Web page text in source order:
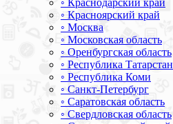
◦ Краснодарский край
◦ Красноярский край
◦ Москва
◦ Московская область
◦ Оренбургская область
◦ Республика Татарстан
◦ Республика Коми
◦ Санкт-Петербург
◦ Саратовская область
◦ Свердловская область